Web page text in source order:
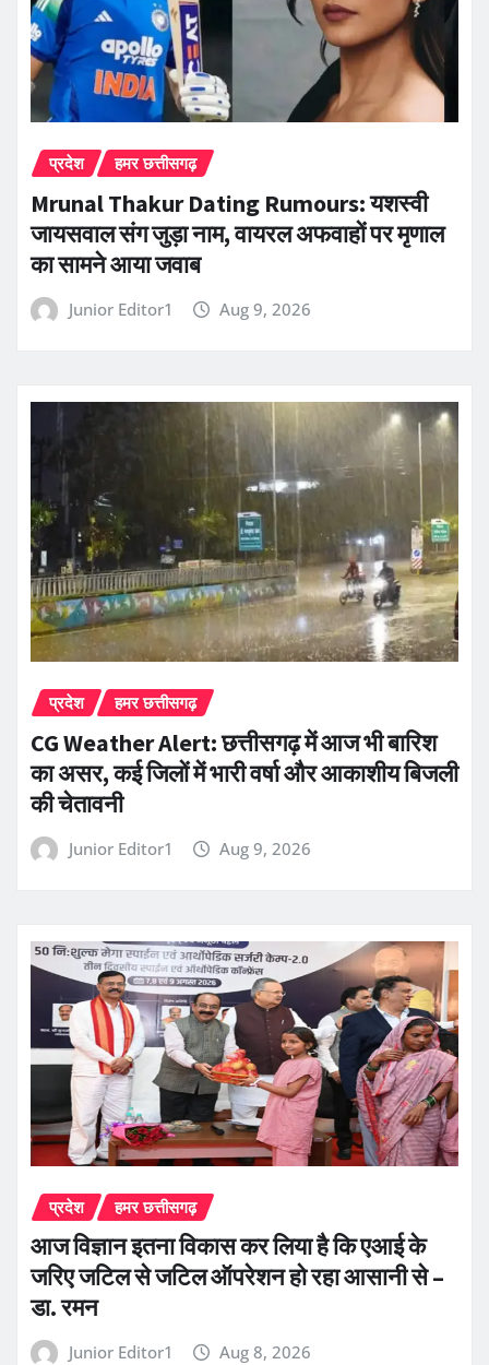
प्रदेश हमर छत्तीसगढ़
Mrunal Thakur Dating Rumours: यशस्वी
जायसवाल संग जुड़ा नाम, वायरल अफवाहों पर मृणाल
का सामने आया जवाब
Junior Editor1 Aug 9, 2026
प्रदेश हमर छत्तीसगढ़
CG Weather Alert: छत्तीसगढ़ में आज भी बारिश
का असर, कई जिलों में भारी वर्षा और आकाशीय बिजली
की चेतावनी
Junior Editor1 Aug 9, 2026
प्रदेश हमर छत्तीसगढ़
आज विज्ञान इतना विकास कर लिया है कि एआई के
जरिए जटिल से जटिल ऑपरेशन हो रहा आसानी से –
डा. रमन
Junior Editor1 Aug 8, 2026